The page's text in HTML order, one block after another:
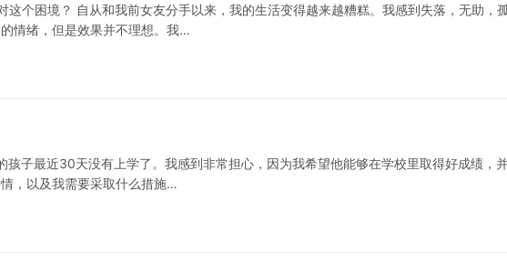
这个困境？ 自从和我前女友分手以来，我的生活变得越来越糟糕。我感到失落，无助，
情绪，但是效果并不理想。我…
子最近30天没有上学了。我感到非常担心，因为我希望他能够在学校里取得好成绩，
，以及我需要采取什么措施…